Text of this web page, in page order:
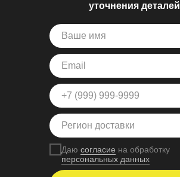
уточнения деталей
Даю согласие на обработку
персональных данных